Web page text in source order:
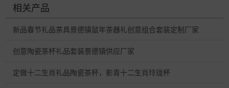
相关产品
新品春节礼品茶具景德镇鼠年茶器礼创意组合套装定制厂家
创意陶瓷茶杯礼品套装景德镇供应厂家
定做十二生肖礼品陶瓷茶杯，影青十二生肖玲珑杯